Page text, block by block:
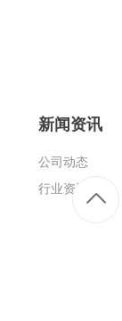
新闻资讯
公司动态
行业资讯